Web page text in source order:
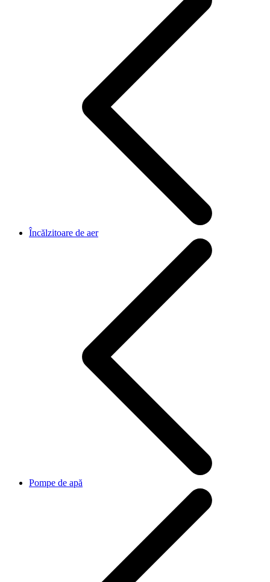
Încălzitoare de aer
Pompe de apă